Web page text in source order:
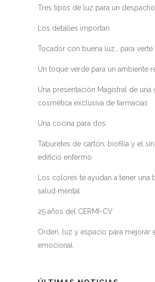
Tres tipos de luz para un
Los detalles importan
Tocador con buena luz… para
Un toque verde para un ambiente
Una presentación Magistral de una
cosmética exclusiva de farmacias
Una cocina para dos
Taburetes de cartón, biofilia y el
edificio enfermo
Los colores te ayudan a tener una
salud mental
25 años del CERMI-CV
Orden, luz y espacio para mejorar
emocional